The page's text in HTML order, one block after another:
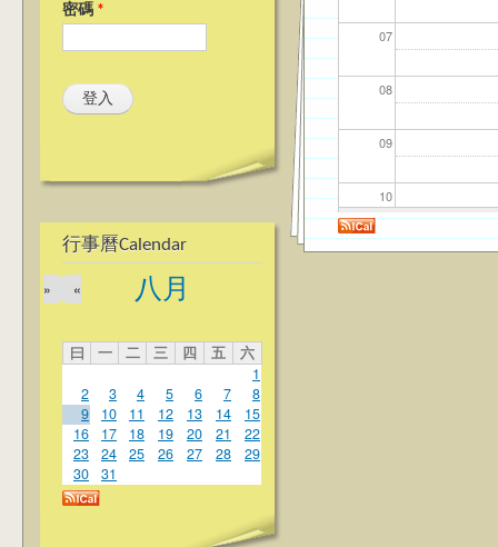
密碼 *
行事曆Calendar
八月
«
»
曰 一 二 三 四 五
六
1
2
3 4 5 6 7
8
9
10 11 12 13 14
15
16
17 18 19 20 21
22
23
24 25 26 27 28
29
30
31
07
08
09
10
11